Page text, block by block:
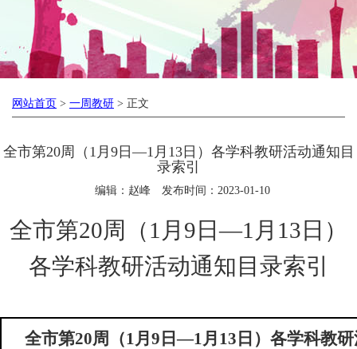
网站首页 > 一周教研 > 正文
全市第20周（1月9日—1月13日）各学科教研活动通知目
录索引
编辑：赵峰 发布时间：2023-01-10
全市第20周（1 月 9 日—1 月 13 日）
各学科教研活动通知目录索引
全市第20周（1月 9 日—1月 13 日）各学科教